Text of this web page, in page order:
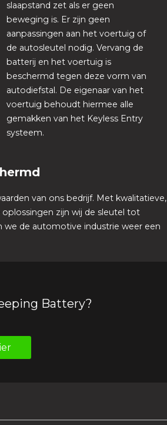
slaapstand zet als er geen
beweging is. Er zijn geen
aanpassingen aan het voertuig of
de autosleutel nodig. Vervang de
batterij en het voertuig is
beschermd tegen deze vorm van
autodiefstal. De eigenaar van het
voertuig behoudt hiermee alle
gemakken van het Keyless Entry
systeem.
van ons bedrijf. Met kwalitatieve,
zijn wij de sleutel tot
de automotive industrie weer een
Battery?